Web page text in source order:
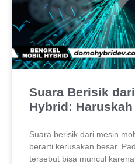
Suara Berisik
Hybrid:
Suara berisik dari mesin
berarti kerusakan besar.
tersebut bisa muncul